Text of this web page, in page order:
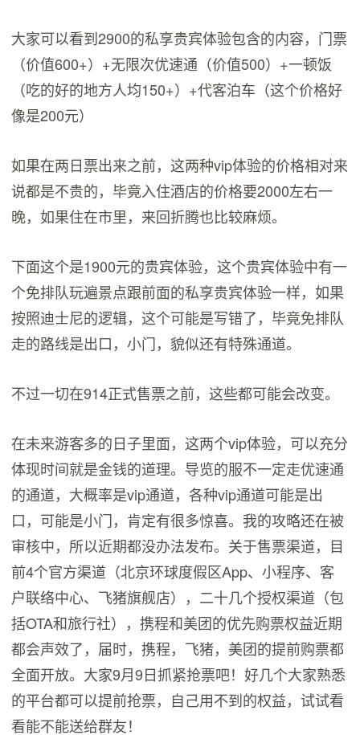
大家可以看到2900的私享贵宾体验包含的内容，门票
（价值600+）+无限次优速通（价值500）+一顿饭
（吃的好的地方人均150+）+代客泊车（这个价格好
像是200元）
如果在两日票出来之前，这两种vip体验的价格相对来
说都是不贵的，毕竟入住酒店的价格要2000左右一
晚，如果住在市里，来回折腾也比较麻烦。
下面这个是1900元的贵宾体验，这个贵宾体验中有一
个免排队玩遍景点跟前面的私享贵宾体验一样，如果
按照迪士尼的逻辑，这个可能是写错了，毕竟免排队
走的路线是出口，小门，貌似还有特殊通道。
不过一切在914正式售票之前，这些都可能会改变。
在未来游客多的日子里面，这两个vip体验，可以充分
体现时间就是金钱的道理。导览的服不一定走优速通
的通道，大概率是vip通道，各种vip通道可能是出
口，可能是小门，肯定有很多惊喜。我的攻略还在被
审核中，所以近期都没办法发布。关于售票渠道，目
前4个官方渠道（北京环球度假区App、小程序、客
户联络中心、飞猪旗舰店），二十几个授权渠道（包
括OTA和旅行社），携程和美团的优先购票权益近期
都会声效了，届时，携程，飞猪，美团的提前购票都
全面开放。大家9月9日抓紧抢票吧！好几个大家熟悉
的平台都可以提前抢票，自己用不到的权益，试试看
看能不能送给群友！